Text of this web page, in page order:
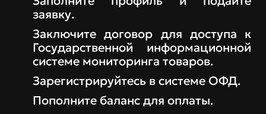
заявку.
Заключите договор для доступа к
Государственной информационной
системе мониторинга товаров.
Зарегистрируйтесь в системе ОФД.
Пополните баланс для оплаты.